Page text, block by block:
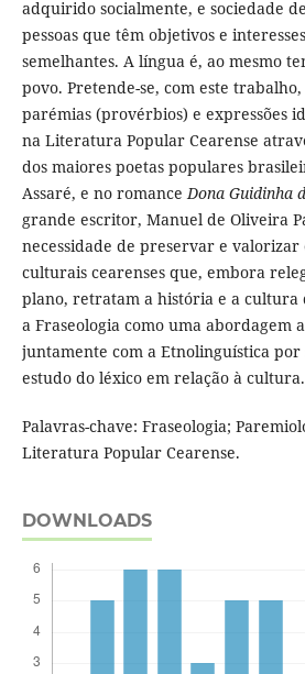
adquirido socialmente, e sociedade
pessoas que têm objetivos e
semelhantes. A língua é, ao mesmo
povo. Pretende-se, com este
parémias (provérbios) e expressões
na Literatura Popular Cearense
dos maiores poetas populares
Assaré, e no romanceDona Guidinha
grande escritor, Manuel de Oliveira
necessidade de preservar e valorizar
culturais cearenses que, embora
plano, retratam a história e a cultura
a Fraseologia como uma abordagem
juntamente com a Etnolinguística
estudo do léxico em relação à cultura.
Palavras-chave: Fraseologia;
Literatura Popular Cearense.
DOWNLOADS